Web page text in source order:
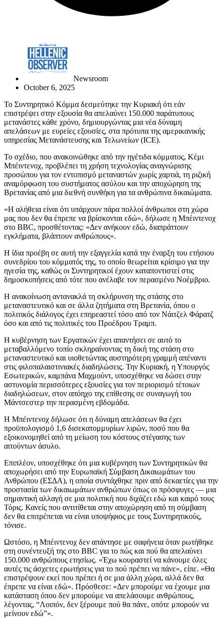
Newsroom
October 6, 2025
To Συντηρητικό Κόμμα δεσμεύτηκε την Κυριακή ότι εάν
επιστρέψει στην εξουσία θα απελαύνει 150.000 παράτυπους
μετανάστες κάθε χρόνο, δημιουργώντας μια νέα δύναμη
απελάσεων με ευρείες εξουσίες, στα πρότυπα της αμερικανικής
υπηρεσίας Μετανάστευσης και Τελωνείων (ICE).
Το σχέδιο, που ανακοινώθηκε από την ηγέτιδα κόμματος, Κέμι
Μπέιντενοχ, προβλέπει τη χρήση τεχνολογίας αναγνώρισης
προσώπου για τον εντοπισμό μεταναστών χωρίς χαρτιά, τη ριζική
αναμόρφωση του συστήματος ασύλου και την αποχώρηση της
Βρετανίας από μια διεθνή συνθήκη για τα ανθρώπινα δικαιώματα.
«Η αλήθεια είναι ότι υπάρχουν πάρα πολλοί άνθρωποι στη χώρα
μας που δεν θα έπρεπε να βρίσκονται εδώ», δήλωσε η Μπέιντενοχ
στο BBC, προσθέτοντας: «Δεν ανήκουν εδώ, διαπράττουν
εγκλήματα, βλάπτουν ανθρώπους».
Η ίδια προέβη σε αυτή την εξαγγελία κατά την έναρξη του ετήσιου
συνεδρίου του κόμματός της, το οποίο θεωρείται κρίσιμο για την
ηγεσία της, καθώς οι Συντηρητικοί έχουν καταποντιστεί στις
δημοσκοπήσεις από τότε που ανέλαβε τον περασμένο Νοέμβριο.
Η ανακοίνωση αντανακλά τη σκλήρυνση της στάσης στο
μεταναστευτικό και σε άλλα ζητήματα στη Βρετανία, όπου ο
πολιτικός διάλογος έχει επηρεαστεί τόσο από τον Νάιτζελ Φάρατζ
όσο και από τις πολιτικές του Προέδρου Τραμπ.
Η κυβέρνηση των Εργατικών έχει απαντήσει σε αυτό το
μεταβαλλόμενο τοπίο σκληραίνοντας τη δική της στάση στο
μεταναστευτικό και υιοθετώντας αυστηρότερη γραμμή απέναντι
στις φιλοπαλαιστινιακές διαδηλώσεις. Την Κυριακή, η Υπουργός
Εσωτερικών, καμπάνα Μαχμούντ, υποσχέθηκε να δώσει στην
αστυνομία περισσότερες εξουσίες για τον περιορισμό τέτοιων
διαδηλώσεων, στον απόηχο της επίθεσης σε συναγωγή του
Μάντσεστερ την περασμένη εβδομάδα.
Η Μπέιντενοχ δήλωσε ότι η δύναμη απελάσεων θα έχει
προϋπολογισμό 1,6 δισεκατομμυρίων λιρών, ποσό που θα
εξοικονομηθεί από τη μείωση του κόστους στέγασης των
αιτούντων άσυλο.
Επιπλέον, υποσχέθηκε ότι μια κυβέρνηση των Συντηρητικών θα
αποχωρήσει από την Ευρωπαϊκή Σύμβαση Δικαιωμάτων του
Ανθρώπου (ΕΣΔΑ), η οποία συντάχθηκε πριν από δεκαετίες για την
προστασία των δικαιωμάτων ανθρώπων όπως οι πρόσφυγες — μια
σημαντική αλλαγή σε μια πολιτική που διχάζει εδώ και καιρό τους
Τόρις. Κανείς που αντιτίθεται στην αποχώρηση από τη σύμβαση
δεν θα επιτρέπεται να είναι υποψήφιος με τους Συντηρητικούς,
τόνισε.
Ωστόσο, η Μπέιντενοχ δεν απάντησε με σαφήνεια όταν ρωτήθηκε
στη συνέντευξή της στο BBC για το πώς και πού θα απελαύνει
150.000 ανθρώπους ετησίως. «Έχω κουραστεί να κάνουμε όλες
αυτές τις άσχετες ερωτήσεις για το πού πρέπει να πάνε», είπε. «Θα
επιστρέψουν εκεί που πρέπει ή σε μια άλλη χώρα, αλλά δεν θα
έπρεπε να είναι εδώ». Πρόσθεσε: «Δεν μπορούμε να έχουμε μια
κατάσταση όπου δεν μπορούμε να απελάσουμε ανθρώπους,
λέγοντας, “Λοιπόν, δεν ξέρουμε πού θα πάνε, οπότε μπορούν να
μείνουν εδώ”».